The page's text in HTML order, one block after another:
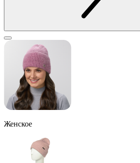
Женское